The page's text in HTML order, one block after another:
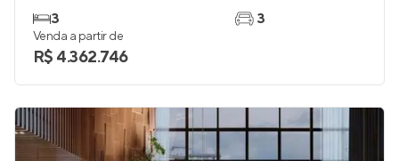
3
3
Venda a partir de
R$ 4.362.746